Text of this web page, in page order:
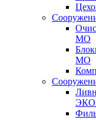
МО
МО